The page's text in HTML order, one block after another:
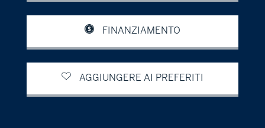
FINANZIAMENTO
AGGIUNGERE AI PREFERITI